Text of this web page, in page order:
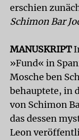
erschien
Schimon Bar
MANUSKRIPT
»Fund« in
Mosche ben
behauptete, in
von Schimon
das dessen
Leon